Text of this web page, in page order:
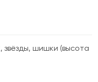
звёзды, шишки (высота